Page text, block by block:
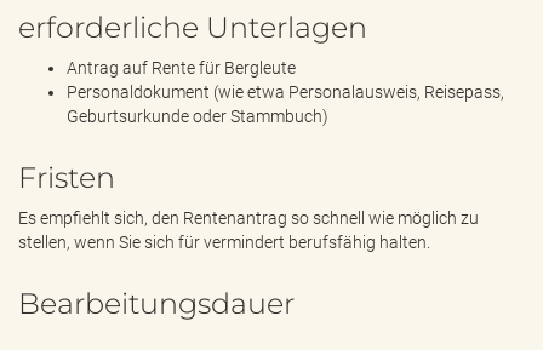
erforderliche Unterlagen
Antrag auf Rente für Bergleute
Personaldokument (wie etwa Personalausweis, Reisepass,
Geburtsurkunde oder Stammbuch)
Fristen
Es empfiehlt sich, den Rentenantrag so schnell wie möglich zu
stellen, wenn Sie sich für vermindert berufsfähig halten.
Bearbeitungsdauer